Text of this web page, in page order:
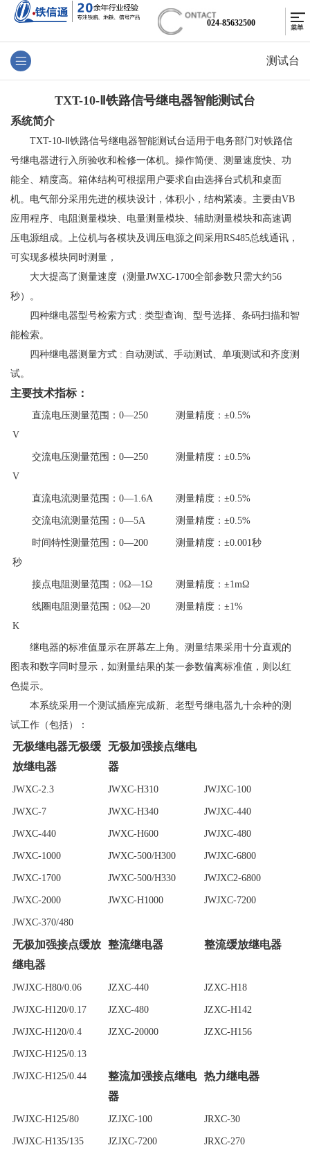
024-85632500
测试台
TXT-10-Ⅱ铁路信号继电器智能测试台
系统简介
TXT-10-Ⅱ铁路信号继电器智能测试台适用于电务部门对铁路信
号继电器进行入所验收和检修一体机。操作简便、测量速度快、功
能全、精度高。箱体结构可根据用户要求自由选择台式机和桌面
机。电气部分采用先进的模块设计，体积小，结构紧凑。主要由VB
应用程序、电阻测量模块、电量测量模块、辅助测量模块和高速调
压电源组成。上位机与各模块及调压电源之间采用RS485总线通讯，
可实现多模块同时测量，
大大提高了测量速度（测量JWXC-1700全部参数只需大约56
秒）。
四种继电器型号检索方式 : 类型查询、型号选择、条码扫描和智
能检索。
四种继电器测量方式 : 自动测试、手动测试、单项测试和齐度测
试。
主要技术指标：
直流电压测量范围：0—250
V
测量精度：±0.5%
交流电压测量范围：0—250
V
测量精度：±0.5%
直流电流测量范围：0—1.6A 测量精度：±0.5%
交流电流测量范围：0—5A 测量精度：±0.5%
时间特性测量范围：0—200
秒
测量精度：±0.001秒
接点电阻测量范围：0Ω—1Ω 测量精度：±1mΩ
线圈电阻测量范围：0Ω—20
K
测量精度：±1%
继电器的标准值显示在屏幕左上角。测量结果采用十分直观的
图表和数字同时显示，如测量结果的某一参数偏离标准值，则以红
色提示。
本系统采用一个测试插座完成新、老型号继电器九十余种的测
试工作（包括）：
无极继电器无极缓
放继电器
无极加强接点继电
器
JWXC-2.3 JWXC-H310 JWJXC-100
JWXC-7 JWXC-H340 JWJXC-440
JWXC-440 JWXC-H600 JWJXC-480
JWXC-1000 JWXC-500/H300 JWJXC-6800
JWXC-1700 JWXC-500/H330 JWJXC2-6800
JWXC-2000 JWXC-H1000 JWJXC-7200
JWXC-370/480
无极加强接点缓放
继电器
整流继电器 整流缓放继电器
JWJXC-H80/0.06 JZXC-440 JZXC-H18
JWJXC-H120/0.17 JZXC-480 JZXC-H142
JWJXC-H120/0.4 JZXC-20000 JZXC-H156
JWJXC-H125/0.13
JWJXC-H125/0.44
整流加强接点继电
器
热力继电器
JWJXC-H125/80 JZJXC-100 JRXC-30
JWJXC-H135/135 JZJXC-7200 JRXC-270